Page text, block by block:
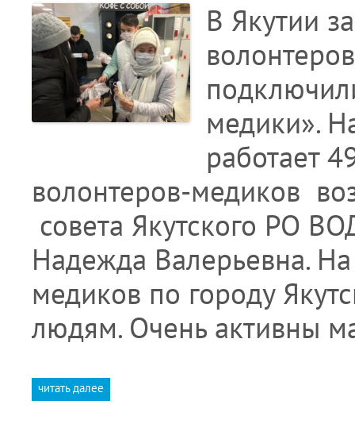
В Якутии
медики».
работает
волонтеров-медиков
совета Якутского РО
Надежда Валерьевна.
медиков по городу
людям. Очень активны
читать далее